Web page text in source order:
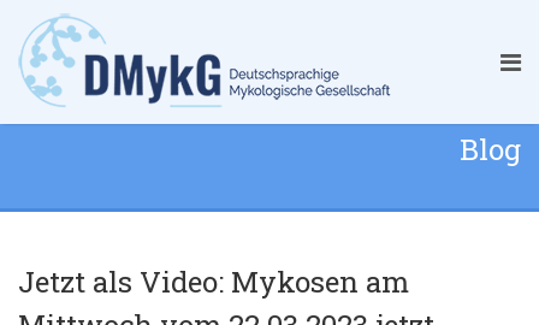
Blog
Jetzt als Video: Mykosen am